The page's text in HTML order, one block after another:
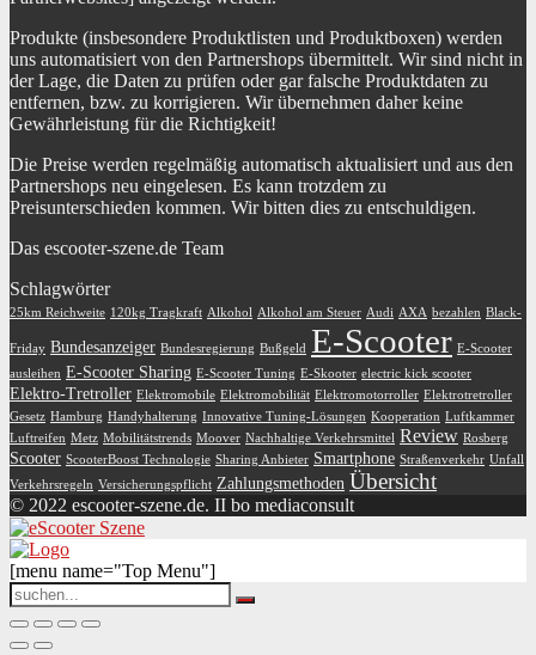
Produkte (insbesondere Produktlisten und Produktboxen) werden
uns automatisiert von den Partnershops übermittelt. Wir sind nicht in
der Lage, die Daten zu prüfen oder gar falsche Produktdaten zu
entfernen, bzw. zu korrigieren. Wir übernehmen daher keine
Gewährleistung für die Richtigkeit!
Die Preise werden regelmäßig automatisch aktualisiert und aus den
Partnershops neu eingelesen. Es kann trotzdem zu
Preisunterschieden kommen. Wir bitten dies zu entschuldigen.
Das escooter-szene.de Team
Schlagwörter
25km Reichweite 120kg Tragkraft Alkohol Alkohol am Steuer Audi AXA bezahlen Black-
Friday Bundesanzeiger Bundesregierung Bußgeld E-Scooter E-Scooter
ausleihen E-Scooter Sharing E-Scooter Tuning E-Skooter electric kick scooter
Elektro-Tretroller Elektromobile Elektromobilität Elektromotorroller Elektrotretroller
Gesetz Hamburg Handyhalterung Innovative Tuning-Lösungen Kooperation Luftkammer
Luftreifen Metz Mobilitätstrends Moover Nachhaltige Verkehrsmittel Review Rosberg
Scooter ScooterBoost Technologie Sharing Anbieter Smartphone Straßenverkehr Unfall
Verkehrsregeln Versicherungspflicht Zahlungsmethoden Übersicht
© 2022 escooter-szene.de. II bo mediaconsult
[menu name="Top Menu"]